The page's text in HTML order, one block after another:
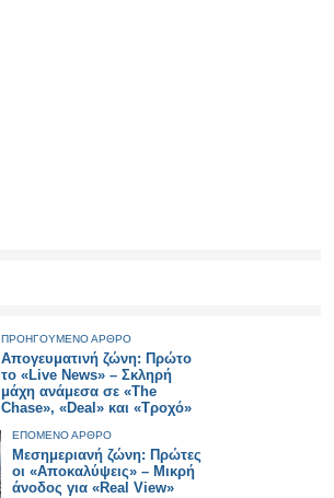
ΠΡΟΗΓΟΥΜΕΝΟ ΑΡΘΡΟ
Απογευματινή ζώνη: Πρώτο
το «Live News» – Σκληρή
μάχη ανάμεσα σε «The
Chase», «Deal» και «Τροχό»
ΕΠΟΜΕΝΟ ΑΡΘΡΟ
Μεσημεριανή ζώνη: Πρώτες
οι «Αποκαλύψεις» – Μικρή
άνοδος για «Real View»